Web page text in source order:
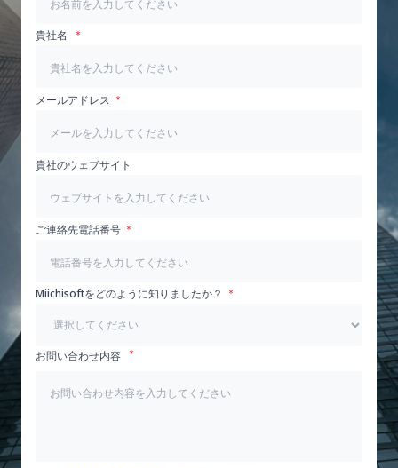
貴社名
メールアドレス
貴社のウェブサイト
ご連絡先電話番号
Miichisoftをどのように知りましたか？
お問い合わせ内容